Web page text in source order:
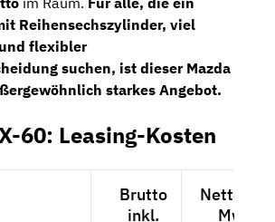
Reihensechszylinder, viel
flexibler
suchen, ist dieser Mazda
starkes Angebot.
60: Leasing-Kosten
Brutto
inkl.
Netto
MwSt.